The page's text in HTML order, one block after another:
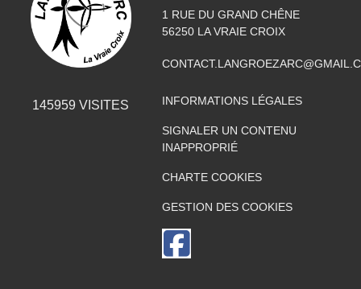
145959 VISITES
1 RUE DU GRAND CHÊNE
56250 LA VRAIE CROIX
INFORMATIONS LÉGALES
SIGNALER UN CONTENU
INAPPROPRIÉ
CHARTE COOKIES
GESTION DES COOKIES